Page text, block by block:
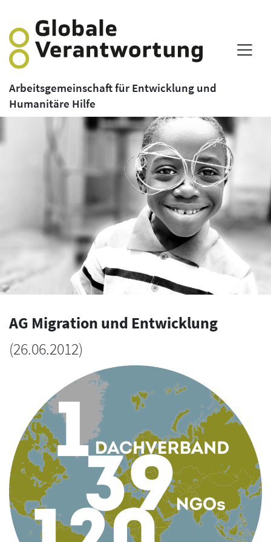
Arbeitsgemeinschaft für Entwicklung und
Humanitäre Hilfe
AG Migration und Entwicklung
(26.06.2012)